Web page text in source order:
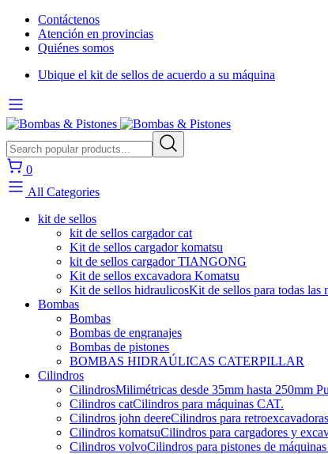
Contáctenos
Atención en provincias
Quiénes somos
Ubique el kit de sellos de acuerdo a su máquina
0
All Categories
kit de sellos
kit de sellos cargador cat
Kit de sellos cargador komatsu
kit de sellos cargador TIANGONG
Kit de sellos excavadora Komatsu
Kit de sellos hidraulicosKit de sellos para todas las
Bombas
Bombas
Bombas de engranajes
Bombas de pistones
BOMBAS HIDRAÚLICAS CATERPILLAR
Cilindros
CilindrosMilimétricas desde 35mm hasta 250mm
Cilindros catCilindros para máquinas CAT.
Cilindros john deereCilindros para
Cilindros komatsuCilindros para cargadores y
Cilindros volvoCilindros para pistones de